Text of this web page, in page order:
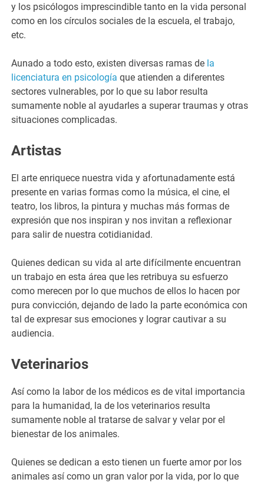
y los psicólogos imprescindible tanto en la vida personal
como en los círculos sociales de la escuela, el trabajo,
etc.
Aunado a todo esto, existen diversas ramas de la
licenciatura en psicología que atienden a diferentes
sectores vulnerables, por lo que su labor resulta
sumamente noble al ayudarles a superar traumas y otras
situaciones complicadas.
Artistas
El arte enriquece nuestra vida y afortunadamente está
presente en varias formas como la música, el cine, el
teatro, los libros, la pintura y muchas más formas de
expresión que nos inspiran y nos invitan a reflexionar
para salir de nuestra cotidianidad.
Quienes dedican su vida al arte difícilmente encuentran
un trabajo en esta área que les retribuya su esfuerzo
como merecen por lo que muchos de ellos lo hacen por
pura convicción, dejando de lado la parte económica con
tal de expresar sus emociones y lograr cautivar a su
audiencia.
Veterinarios
Así como la labor de los médicos es de vital importancia
para la humanidad, la de los veterinarios resulta
sumamente noble al tratarse de salvar y velar por el
bienestar de los animales.
Quienes se dedican a esto tienen un fuerte amor por los
animales así como un gran valor por la vida, por lo que